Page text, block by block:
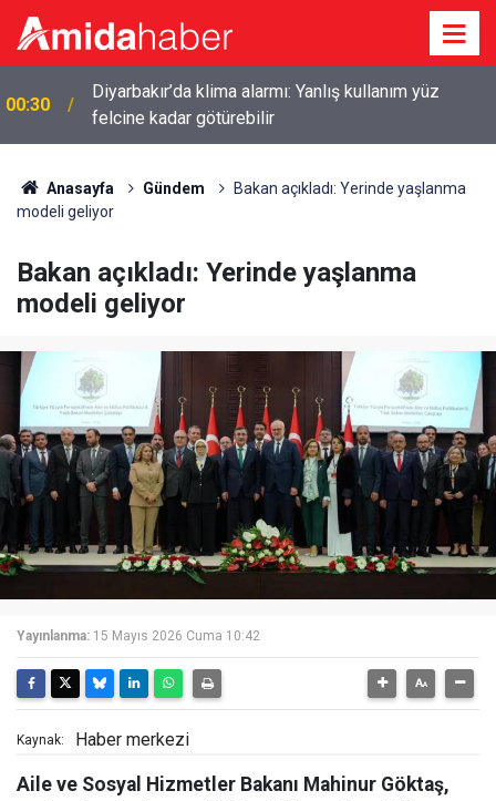
00:30
Diyarbakır’da klima alarmı: Yanlış kullanım yüz
felcine kadar götürebilir
Anasayfa Gündem
Bakan açıkladı: Yerinde yaşlanma
modeli geliyor
Bakan açıkladı: Yerinde yaşlanma
modeli geliyor
Yayınlanma: 15 Mayıs 2026 Cuma 10:42
Kaynak: Haber merkezi
Aile ve Sosyal Hizmetler Bakanı Mahinur Göktaş,